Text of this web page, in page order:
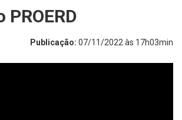
PROERD
Publicação: 07/11/2022 às 17h03min